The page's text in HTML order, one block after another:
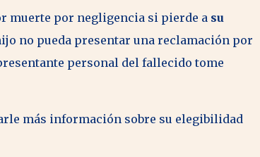
muerte por negligencia si pierde a su
no pueda presentar una reclamación por
personal del fallecido tome
más información sobre su elegibilidad